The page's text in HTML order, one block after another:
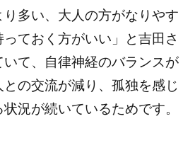
多い、大人の方がなりやす
ておく方がいい」と吉田さ
て、自律神経のバランスが
の交流が減り、孤独を感じ
況が続いているためです。